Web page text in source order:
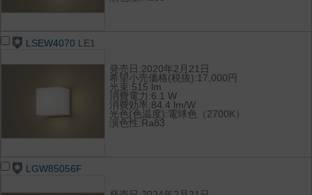
LSEW4070 LE1
発売日:2020年2月21日
希望小売価格(税抜):17,000円
光束:515 lm
消費電力:6.1 W
消費効率:84.4 lm/W
光色(色温度):電球色（2700K）
演色性:Ra83
LGW85056F